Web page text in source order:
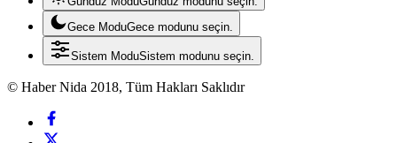
Gece ModuGece modunu seçin.
Sistem ModuSistem modunu seçin.
© Haber Nida 2018, Tüm Hakları Saklıdır